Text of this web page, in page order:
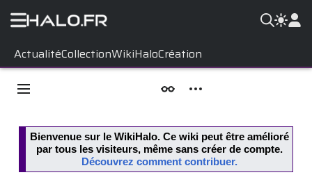
ActualitéCollectionWikiHaloCréation
contenu
Menu principal ApparenceOutils personnels
Bienvenue sur le WikiHalo. Ce wiki peut être amélioré
par tous les visiteurs, même sans créer de compte.
Découvrez comment contribuer.